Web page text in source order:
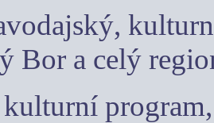
Bor a celý